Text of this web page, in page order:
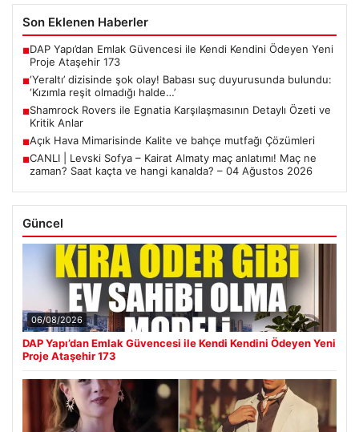
Son Eklenen Haberler
■DAP Yapı’dan Emlak Güvencesi ile Kendi Kendini Ödeyen Yeni
Proje Ataşehir 173
■‘Yeraltı’ dizisinde şok olay! Babası suç duyurusunda bulundu:
‘Kızımla reşit olmadığı halde…’
■Shamrock Rovers ile Egnatia Karşılaşmasının Detaylı Özeti ve
Kritik Anlar
■Açık Hava Mimarisinde Kalite ve bahçe mutfağı Çözümleri
■CANLI | Levski Sofya – Kairat Almaty maç anlatımı! Maç ne
zaman? Saat kaçta ve hangi kanalda? – 04 Ağustos 2026
Güncel
06/08/2026
DAP Yapı’dan Emlak Güvencesi ile Kendi Kendini Ödeyen Yeni
Proje Ataşehir 173